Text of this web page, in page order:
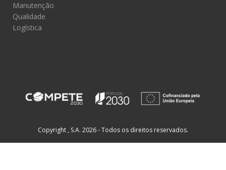
Manutenção
Qualidade
Logística
Copyright , S.A. 2026 - Todos os direitos reservados.